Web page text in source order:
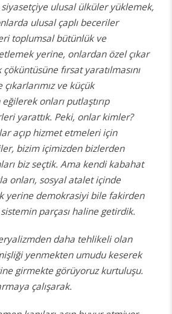
ulusal ülküler yüklemek,
ulusal çaplı beceriler
toplumsal bütünlük ve
yerine, onlardan özel çıkar
fırsat yaratılmasını
ve küçük
onları putlaştırıp
yarattık. Peki, onlar kimler?
açıp hizmet etmeleri için
bizim içimizden bizlerden
biz seçtik. Ama kendi kabahat
onları, sosyal atalet içinde
yerine demokrasiyi bile fakirden
parçası haline getirdik.
daha tehlikeli olan
yenmekten umudu keserek
girmekte görüyoruz kurtuluşu.
çalışarak.